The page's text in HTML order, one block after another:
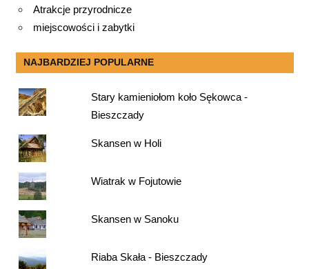
Atrakcje przyrodnicze
miejscowości i zabytki
NAJBARDZIEJ POPULARNE
Stary kamieniołom koło Sękowca -
Bieszczady
Skansen w Holi
Wiatrak w Fojutowie
Skansen w Sanoku
Riaba Skała - Bieszczady